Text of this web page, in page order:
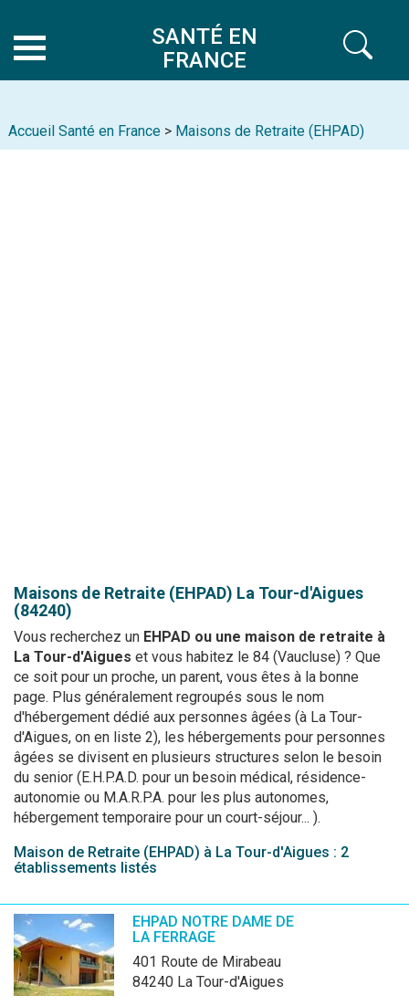
SANTÉ EN
FRANCE
Accueil Santé en France > Maisons de Retraite (EHPAD)
Maisons de Retraite (EHPAD) La Tour-d'Aigues
(84240)
Vous recherchez un EHPAD ou une maison de retraite à
La Tour-d'Aigues et vous habitez le 84 (Vaucluse) ? Que
ce soit pour un proche, un parent, vous êtes à la bonne
page. Plus généralement regroupés sous le nom
d'hébergement dédié aux personnes âgées (à La Tour-
d'Aigues, on en liste 2), les hébergements pour personnes
âgées se divisent en plusieurs structures selon le besoin
du senior (E.H.P.A.D. pour un besoin médical, résidence-
autonomie ou M.A.R.P.A. pour les plus autonomes,
hébergement temporaire pour un court-séjour... ).
Maison de Retraite (EHPAD) à La Tour-d'Aigues : 2
établissements listés
EHPAD NOTRE DAME DE
LA FERRAGE
401 Route de Mirabeau
84240 La Tour-d'Aigues